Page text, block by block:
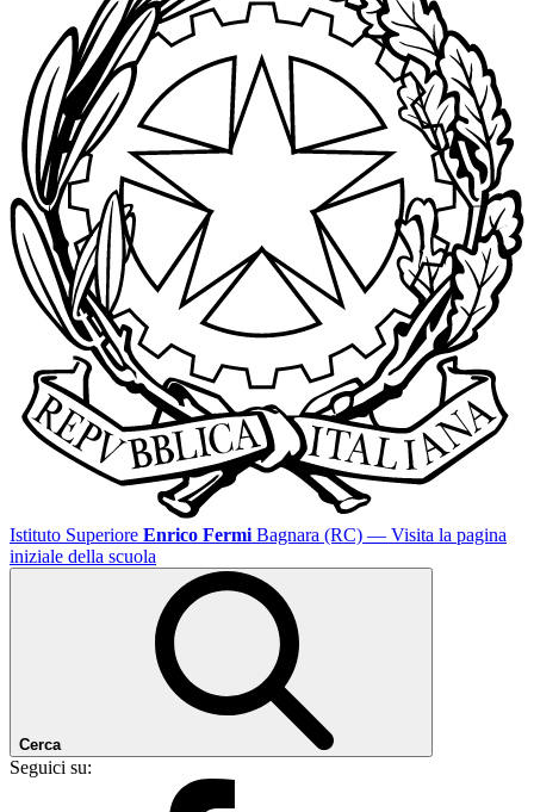
Istituto Superiore Enrico Fermi Bagnara (RC) — Visita la pagina
iniziale della scuola
Cerca
Seguici su: